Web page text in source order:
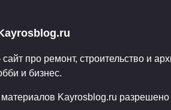
или
питья
друзьями в
про ремонт, строительство и
и бизнес.
Kayrosblog.ru разрешено